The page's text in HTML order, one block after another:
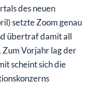
des neuen
setzte Zoom genau
übertraf damit all
Vorjahr lag der
scheint sich die